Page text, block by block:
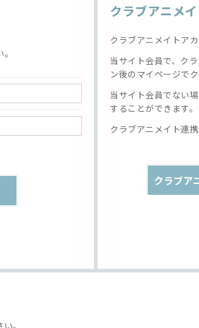
クラブアニメ
クラブアニメイトア
当サイト会員で、ク
ン後のマイページで
当サイト会員でない
することができます。
クラブアニメイト連
クラブア